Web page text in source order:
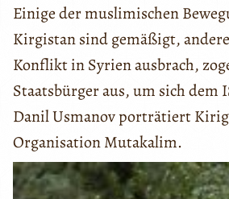
Einige der muslimischen
Kirgistan sind gemäßigt,
Konflikt in Syrien ausbrach,
Staatsbürger aus, um sich dem
Danil Usmanov porträtiert
Organisation Mutakalim.